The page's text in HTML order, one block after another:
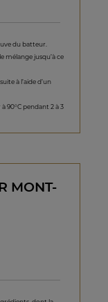
du batteur.
mélange jusqu’à ce
à l’aide d’un
90°C pendant 2 à 3
MONT-